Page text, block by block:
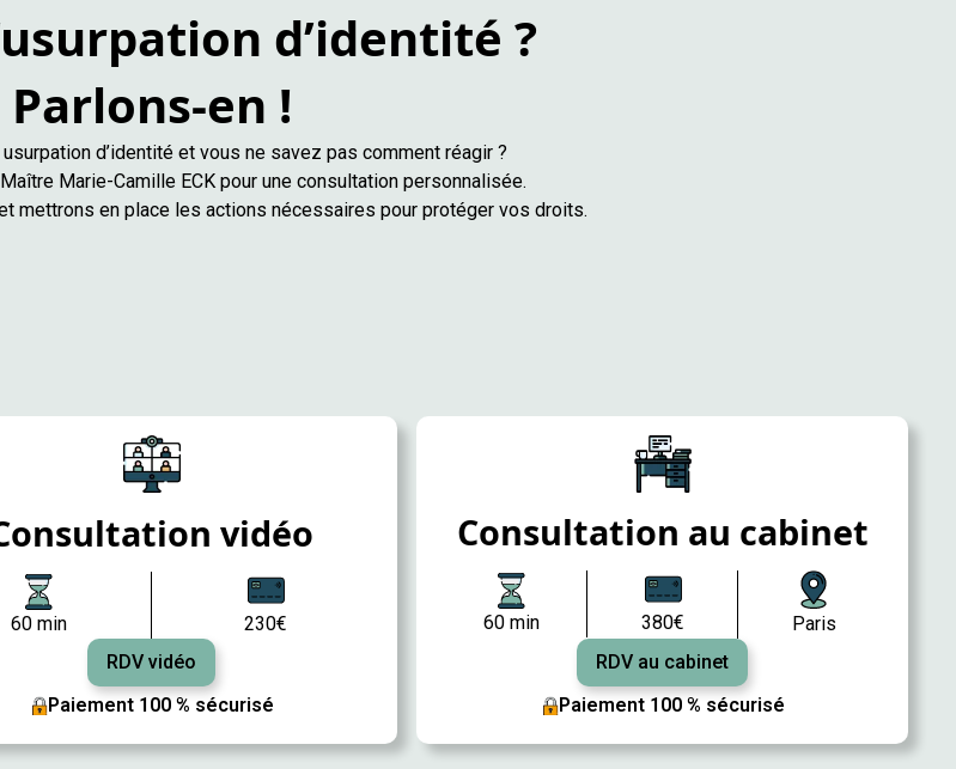
d’identité ?
Parlons-en !
d’identité et vous ne savez pas comment réagir ?
Marie-Camille ECK pour une consultation personnalisée.
mettrons en place les actions nécessaires pour protéger vos droits.
vidéo
60 min
230€
RDV vidéo
Paiement 100 % sécurisé
Consultation au cabinet
60 min 380€
Paris
RDV au cabinet
Paiement 100 % sécurisé